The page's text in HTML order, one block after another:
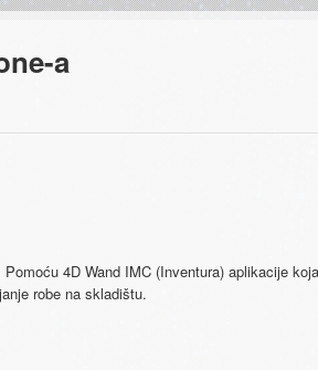
a
Pomoću 4D Wand IMC (Inventura) aplikacije
robe na skladištu.